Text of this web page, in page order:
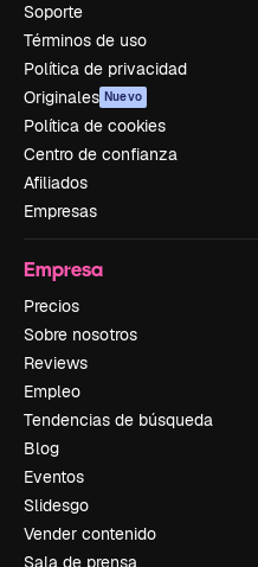
Soporte
Términos de uso
Política de privacidad
Originales Nuevo
Política de cookies
Centro de confianza
Afiliados
Empresas
Empresa
Precios
Sobre nosotros
Reviews
Empleo
Tendencias de búsqueda
Blog
Eventos
Slidesgo
Vender contenido
Sala de prensa